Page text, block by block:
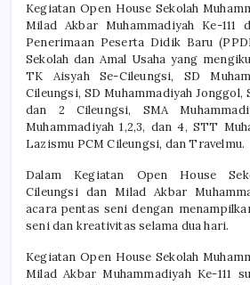
Kegiatan Open House Sekolah
Milad Akbar Muhammadiyah Ke-111
Penerimaan Peserta Didik Baru
Sekolah dan Amal Usaha yang
TK Aisyah Se-Cileungsi, SD
Cileungsi, SD Muhammadiyah Jonggol,
dan 2 Cileungsi, SMA
Muhammadiyah 1,2,3, dan 4, STT
Lazismu PCM Cileungsi, dan Travelmu.
Dalam Kegiatan Open House
Cileungsi dan Milad Akbar
acara pentas seni dengan
seni dan kreativitas selama dua hari.
Kegiatan Open House Sekolah
Milad Akbar Muhammadiyah Ke-111